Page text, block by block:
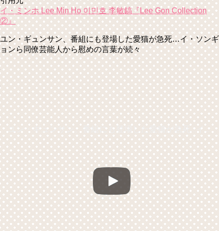
イ・ミンホ Lee Min Ho 이민호 李敏鎬『Lee Gon Collection
②』
ユン・ギュンサン、番組にも登場した愛猫が急死…イ・ソンギ
ョンら同僚芸能人から慰めの言葉が続々
ユン・ギュンサン、番組にも登場した愛猫が急死…イ・ソンギョンら同僚芸能人から慰めの言葉が続々